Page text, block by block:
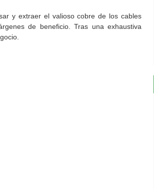
y extraer el valioso cobre de los cables
de beneficio. Tras una exhaustiva